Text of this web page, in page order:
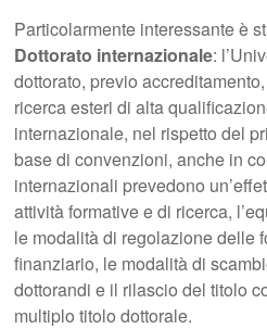
Particolarmente interessante è
Dottorato internazionale:
dottorato, previo
ricerca esteri di alta
internazionale, nel rispetto del
base di convenzioni, anche in
internazionali prevedono
attività formative e di ricerca,
le modalità di regolazione delle
finanziario, le modalità di
dottorandi e il rilascio del titolo
multiplo titolo dottorale.